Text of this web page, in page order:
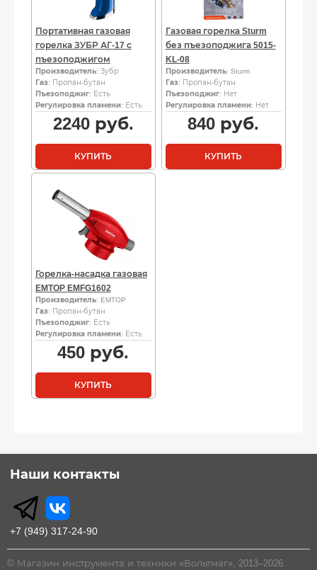
Портативная газовая
горелка ЗУБР АГ-17 с
пъезоподжигом
Производитель: Зубр
Газ: Пропан-бутан
Пъезоподжиг: Есть
Регулировка пламени: Есть
2240руб.
КУПИТЬ
Газовая горелка Sturm
без пъезоподжига 5015-
KL-08
Производитель: Sturm
Газ: Пропан-бутан
Пъезоподжиг: Нет
Регулировка пламени: Нет
840 руб.
КУПИТЬ
Горелка-насадка газовая
EMTOP EMFG1602
Производитель: EMTOP
Газ: Пропан-бутан
Пъезоподжиг: Есть
Регулировка пламени: Есть
450 руб.
КУПИТЬ
Наши контакты
+7 (949) 317-24-90
© Магазин инструмента и техники «Вольтмаг», 2013–2026.